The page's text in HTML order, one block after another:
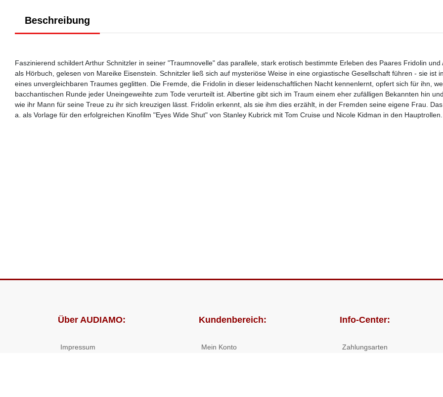
Beschreibung
Faszinierend schildert Arthur Schnitzler in seiner "Traumnovelle" das parallele, stark erotisch bestimmte Erleben des Paares Fridolin und
als Hörbuch, gelesen von Mareike Eisenstein. Schnitzler ließ sich auf mysteriöse Weise in eine orgiastische Gesellschaft führen - sie ist
eines unvergleichbaren Traumes geglitten. Die Fremde, die Fridolin in dieser leidenschaftlichen Nacht kennenlernt, opfert sich für ihn,
bacchantischen Runde jeder Uneingeweihte zum Tode verurteilt ist. Albertine gibt sich im Traum einem eher zufälligen Bekannten hin
wie ihr Mann für seine Treue zu ihr sich kreuzigen lässt. Fridolin erkennt, als sie ihm dies erzählt, in der Fremden seine eigene Frau. Das
a. als Vorlage für den erfolgreichen Kinofilm "Eyes Wide Shut" von Stanley Kubrick mit Tom Cruise und Nicole Kidman in den Hauptrollen.
Über AUDIAMO:
Impressum
Kundenbereich:
Mein Konto
Info-Center:
Zahlungsarten